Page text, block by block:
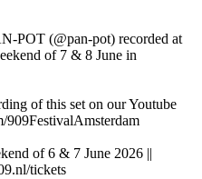
POT (@pan-pot) recorded at
of 7 & 8 June in
of this set on our Youtube
909FestivalAmsterdam
of 6 & 7 June 2026 ||
tickets